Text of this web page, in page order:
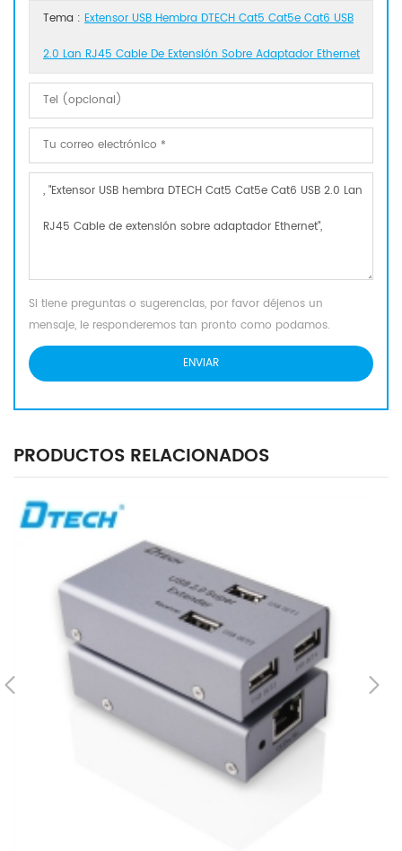
Tema : Extensor USB Hembra DTECH Cat5 Cat5e Cat6 USB
2.0 Lan RJ45 Cable De Extensión Sobre Adaptador Ethernet
Si tiene preguntas o sugerencias, por favor déjenos un
mensaje, le responderemos tan pronto como podamos.
PRODUCTOS RELACIONADOS